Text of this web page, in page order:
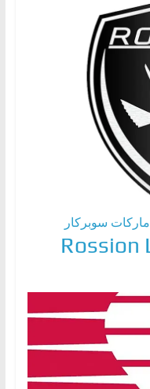
ماركات سوبركار